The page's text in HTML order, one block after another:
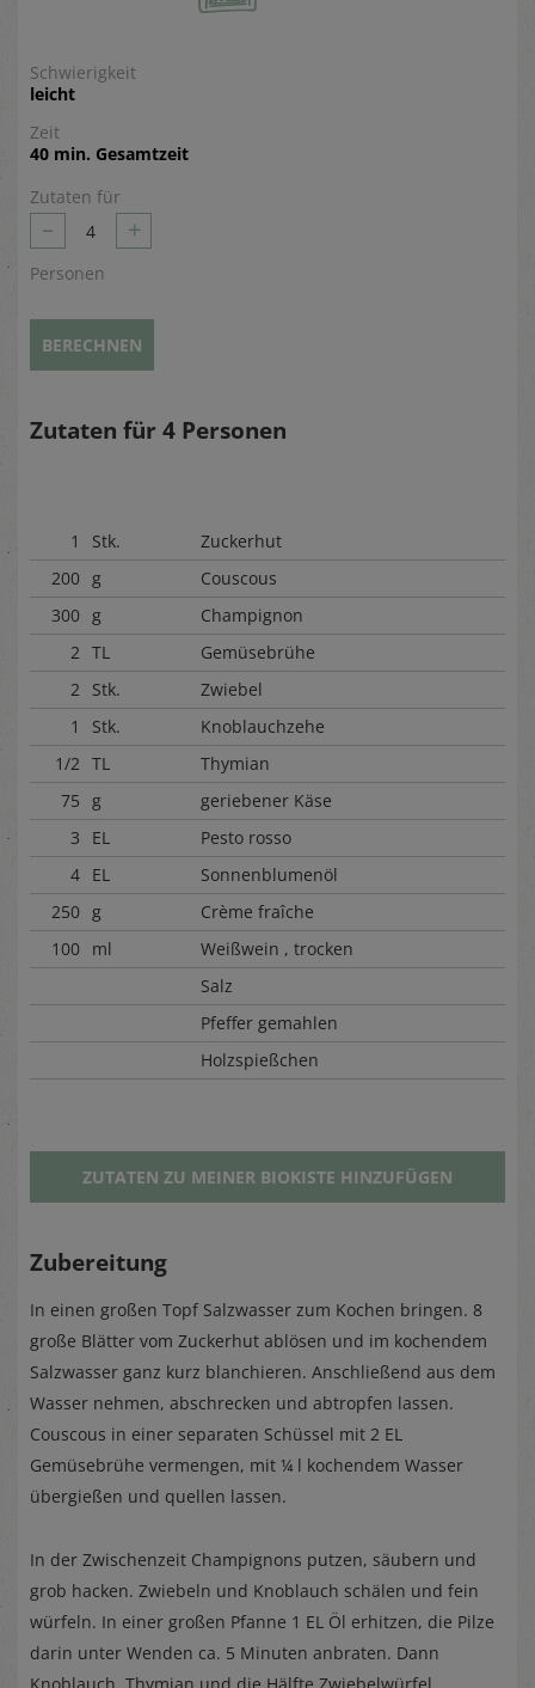
Schwierigkeit
leicht
Zeit
40 min. Gesamtzeit
Zutaten für
– 4 +
Personen
BERECHNEN
Zutaten für 4 Personen
1 Stk.
Zuckerhut
200 g
Couscous
300 g
Champignon
2 TL
Gemüsebrühe
2 Stk.
Zwiebel
1
Stk.
Knoblauchzehe
1/2 TL
Thymian
75 g
geriebener Käse
3
EL
Pesto rosso
4 EL
Sonnenblumenöl
250 g
Crème fraîche
100 ml
Weißwein , trocken
Salz
Pfeffer gemahlen
Holzspießchen
ZUTATEN ZU MEINER BIOKISTE HINZUFÜGEN
Zubereitung
In einen großen Topf Salzwasser zum Kochen bringen. 8
große Blätter vom Zuckerhut ablösen und im kochendem
Salzwasser ganz kurz blanchieren. Anschließend aus dem
Wasser nehmen, abschrecken und abtropfen lassen.
Couscous in einer separaten Schüssel mit 2 EL
Gemüsebrühe vermengen, mit ¼ l kochendem Wasser
übergießen und quellen lassen.
In der Zwischenzeit Champignons putzen, säubern und
grob hacken. Zwiebeln und Knoblauch schälen und fein
würfeln. In einer großen Pfanne 1 EL Öl erhitzen, die Pilze
darin unter Wenden ca. 5 Minuten anbraten. Dann